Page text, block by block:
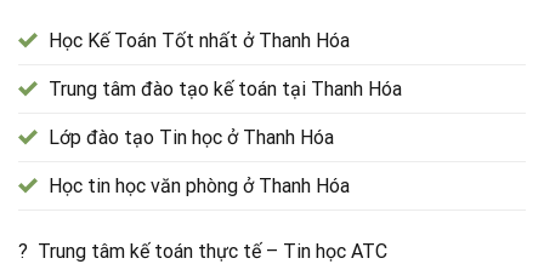
Học Kế Toán Tốt nhất ở Thanh Hóa
Trung tâm đào tạo kế toán tại Thanh Hóa
Lớp đào tạo Tin học ở Thanh Hóa
Học tin học văn phòng ở Thanh Hóa
? Trung tâm kế toán thực tế – Tin học ATC